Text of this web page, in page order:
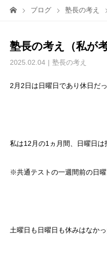
ブログ 塾長の考え
塾長の考え（私が
2025.02.04 塾長の考え
2月2日は日曜日であり休日だっ
私は12月の1ヵ月間、日曜日は
※共通テストの一週間前の日曜
土曜日も日曜日も休みはなかっ